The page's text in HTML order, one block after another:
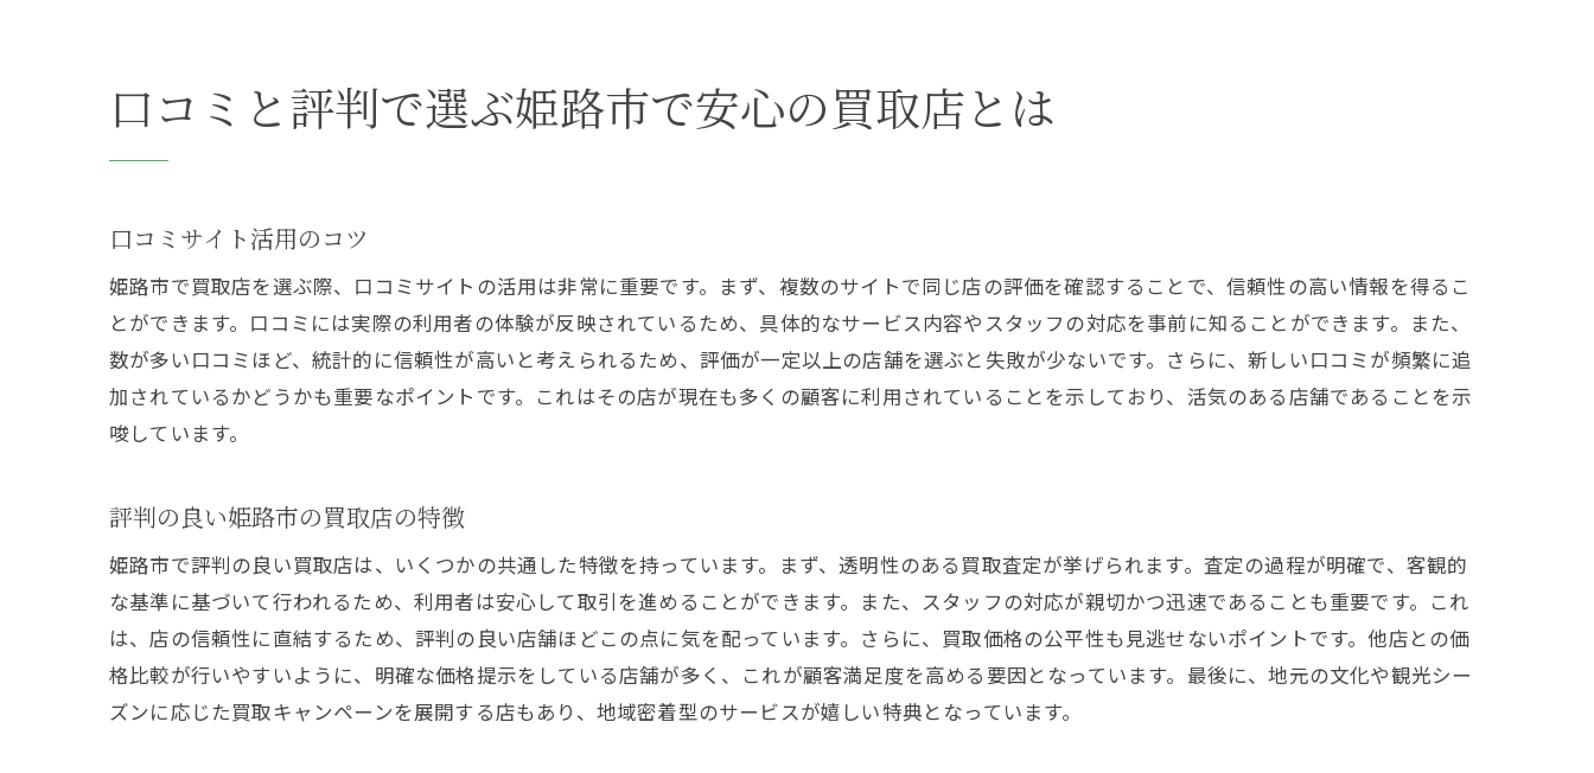
地元観光を活用した買取戦略
姫路市の四季と買取相場の傾向
姫路市での買取ビジネスの動向
信頼性の高い買取店の見分け方
市場での競争状況を理解する
口コミと評判で選ぶ姫路市で安心の買取店とは
口コミサイト活用のコツ
姫路市で買取店を選ぶ際、口コミサイトの活用は非常に重要です。まず、複数のサイトで同じ店の評価を確認することで、信頼性の高い情報を得るこ
とができます。口コミには実際の利用者の体験が反映されているため、具体的なサービス内容やスタッフの対応を事前に知ることができます。また、
数が多い口コミほど、統計的に信頼性が高いと考えられるため、評価が一定以上の店舗を選ぶと失敗が少ないです。さらに、新しい口コミが頻繁に追
加されているかどうかも重要なポイントです。これはその店が現在も多くの顧客に利用されていることを示しており、活気のある店舗であることを示
唆しています。
評判の良い姫路市の買取店の特徴
姫路市で評判の良い買取店は、いくつかの共通した特徴を持っています。まず、透明性のある買取査定が挙げられます。査定の過程が明確で、客観的
な基準に基づいて行われるため、利用者は安心して取引を進めることができます。また、スタッフの対応が親切かつ迅速であることも重要です。これ
は、店の信頼性に直結するため、評判の良い店舗ほどこの点に気を配っています。さらに、買取価格の公平性も見逃せないポイントです。他店との価
格比較が行いやすいように、明確な価格提示をしている店舗が多く、これが顧客満足度を高める要因となっています。最後に、地元の文化や観光シー
ズンに応じた買取キャンペーンを展開する店もあり、地域密着型のサービスが嬉しい特典となっています。